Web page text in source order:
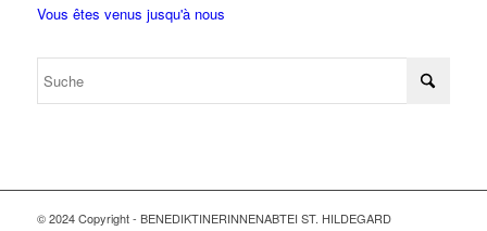
Vous êtes venus jusqu'à nous
© 2024 Copyright - BENEDIKTINERINNENABTEI ST. HILDEGARD